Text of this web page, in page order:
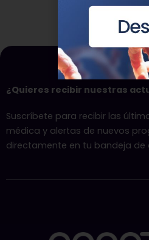
¿Quieres recibir nuestras
Suscríbete para recibir las
médica y alertas de nuevos
directamente en tu bandeja de